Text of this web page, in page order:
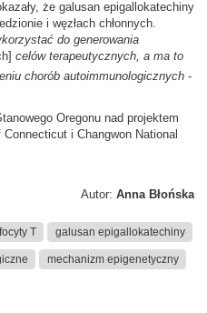
że galusan epigallokatechiny
i węzłach chłonnych.
do generowania
celów terapeutycznych, a ma to
chorób autoimmunologicznych -
Oregonu nad projektem
i Changwon National
Autor: Anna Błońska
T galusan epigallokatechiny
mechanizm epigenetyczny